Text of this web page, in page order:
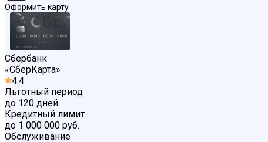
Оформить карту
Сбербанк
«СберКарта»
4.4
Льготный период
до 120 дней
Кредитный лимит
до 1 000 000 руб.
Обслуживание